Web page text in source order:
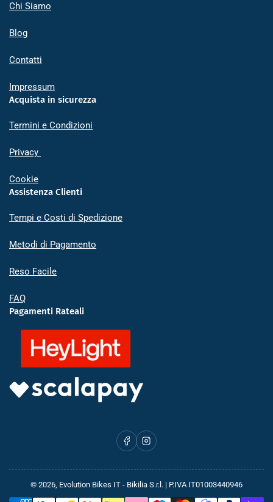
Chi Siamo
Blog
Contatti
Impressum
Acquista in sicurezza
Termini e Condizioni
Privacy
Cookie
Assistenza Clienti
Tempi e Costi di Spedizione
Metodi di Pagamento
Reso Facile
FAQ
Pagamenti Rateali
FacebookInstagram
© 2026, Evolution Bikes IT - Bikilia S.r.l. | P.IVA IT01003440946
Metodi